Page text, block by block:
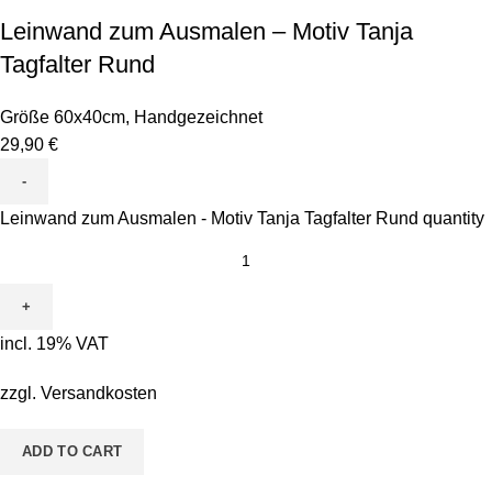
Leinwand zum Ausmalen – Motiv Tanja
Tagfalter Rund
Größe 60x40cm, Handgezeichnet
29,90 €
Leinwand zum Ausmalen - Motiv Tanja Tagfalter Rund quantity
incl. 19% VAT
zzgl. Versandkosten
ADD TO CART